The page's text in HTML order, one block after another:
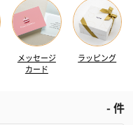
メッセージ
カード
ラッピング
-件